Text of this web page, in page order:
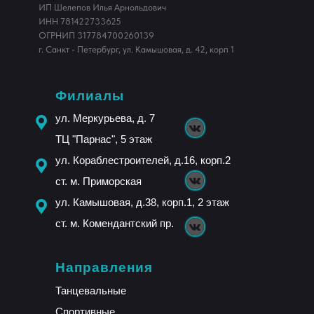
Филиалы
ул. Меркурьева, д. 7
ТЦ "Парнас", 5 этаж
ул. Кораблестроителей, д.16, корп.2
ст. м. Приморская
ул. Камышовая, д.38, корп.1, 2 этаж
ст. м. Комендантский пр.
Направления
Танцевальные
Спортивные
ИП Шелепов Илья Арнольдович
ИНН 781422733625
ОГРНИП 317784700260139
г. Санкт - Петербург, ул. Камышовая, д. 42, корп 1